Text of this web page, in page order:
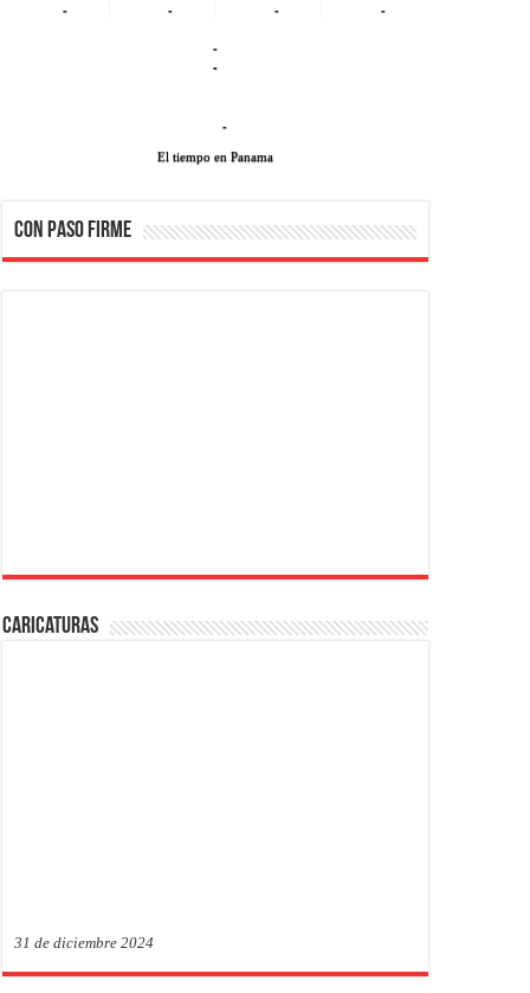
- - - -
-
-
-
El tiempo en Panama
CON PASO FIRME
Caricaturas
31 de diciembre 2024